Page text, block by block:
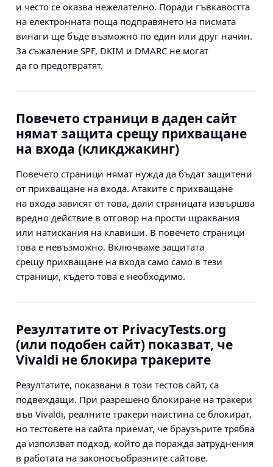
и често се оказва нежелателно. Поради гъвкавостта
на електронната поща подправянето на писмата
винаги ще бъде възможно по един или друг начин.
За съжаление SPF, DKIM и DMARC не могат
да го предотвратят.
Повечето страници в даден сайт
нямат защита срещу прихващане
на входа (кликджакинг)
Повечето страници нямат нужда да бъдат защитени
от прихващане на входа. Атаките с прихващане
на входа зависят от това, дали страницата извършва
вредно действие в отговор на прости щраквания
или натискания на клавиши. В повечето страници
това е невъзможно. Включваме защитата
срещу прихващане на входа само само в тези
страници, където това е необходимо.
Резултатите от PrivacyTests.org
(или подобен сайт) показват, че
Vivaldi не блокира тракерите
Резултатите, показвани в този тестов сайт, са
подвеждащи. При разрешено блокиране на тракери
във Vivaldi, реалните тракери наистина се блокират,
но тестовете на сайта приемат, че браузърите трябва
да използват подход, който да поражда затруднения
в работата на законосъобразните сайтове.